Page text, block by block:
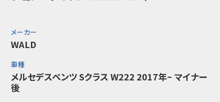
メーカー
WALD
車種
メルセデスベンツ Sクラス W222 2017年~ マイナー
後